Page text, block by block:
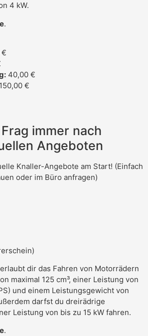
4 kW.
.
€
40,00 €
150,00 €
immer nach
Angeboten
Knaller-Angebote am Start! (Einfach
oder im Büro anfragen)
dir das Fahren von Motorrädern
maximal 125 cm³, einer Leistung von
und einem Leistungsgewicht von
darfst du dreirädrige
Leistung von bis zu 15 kW fahren.
.